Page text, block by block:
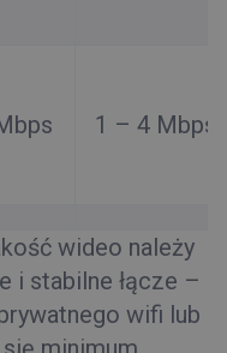
1 – 4 Mbps
wideo należy
i stabilne łącze –
wifi lub